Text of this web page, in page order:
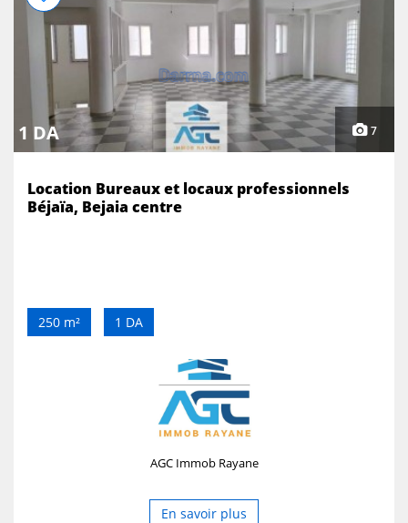
1 DA 7
Location Bureaux et locaux professionnels
Béjaïa, Bejaia centre
250 m² 1 DA
AGC Immob Rayane
En savoir plus